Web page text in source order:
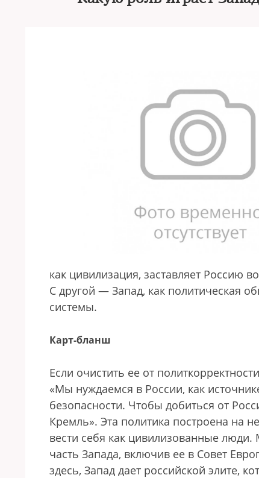
как цивилизация, заставляет
С другой — Запад, как политическая
системы.
Карт-бланш
Если очистить ее от
«Мы нуждаемся в России, как
безопасности. Чтобы добиться от
Кремль». Эта политика построена на
вести себя как цивилизованные
часть Запада, включив ее в Совет
здесь, Запад дает российской элите,